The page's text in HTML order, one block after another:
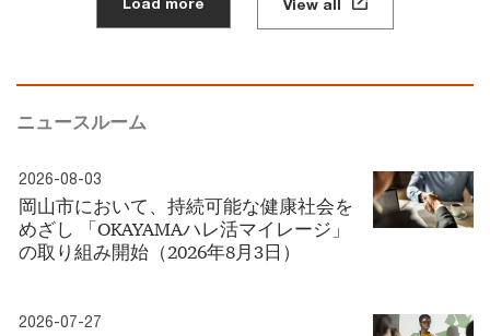
View all
ニュースルーム
2026-08-03
岡山市において、持続可能な健康社会を
めざし 「OKAYAMAハレ活マイレージ」
の取り組み開始（2026年8月3日）
2026-07-27